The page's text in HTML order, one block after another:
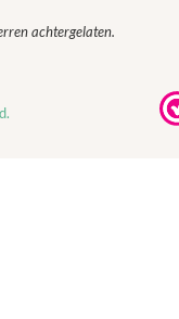
achtergelaten.